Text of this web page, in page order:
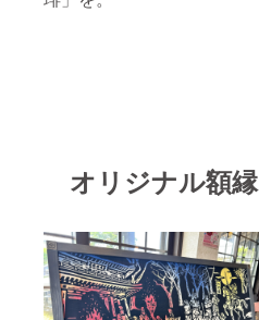
オリジナル額縁